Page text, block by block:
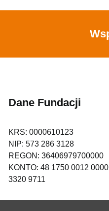
Dane Fundacji
KRS: 0000610123
NIP: 573 286 3128
REGON: 36406979700000
KONTO: 48 1750 0012
3320 9711